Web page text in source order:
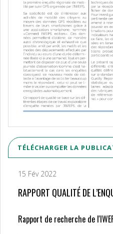
TÉLÉCHARGER LA
15 Fév 2022
RAPPORT QUALITÉ DE
Rapport de recherche de